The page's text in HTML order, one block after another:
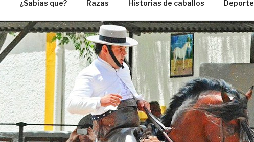
¿Sabías que? Razas Historias de caballos